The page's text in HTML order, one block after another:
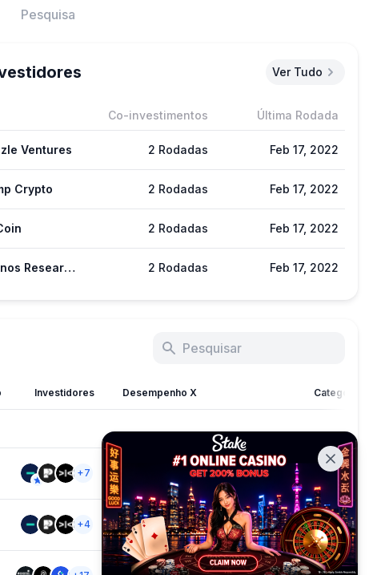
Pesquisa
Ver Tudo
Co-investimentos Última Rodada
Ventures 2 Rodadas Feb 17, 2022
Crypto 2 Rodadas Feb 17, 2022
2 Rodadas Feb 17, 2022
Kronos Research 2 Rodadas Feb 17, 2022
Investidores Desempenho X Categoria
+7
Poor Near Ecosystem +2
+4 5 Poor Near Ecosystem +2
668 Normal